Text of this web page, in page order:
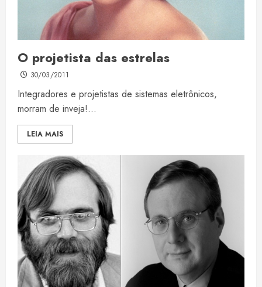
O projetista das estrelas
30/03/2011
Integradores e projetistas de sistemas eletrônicos,
morram de inveja!...
LEIA MAIS